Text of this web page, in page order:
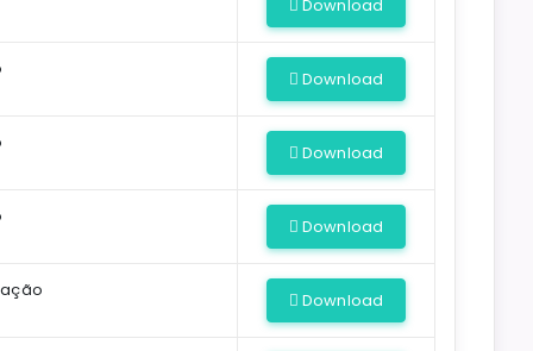
Download
Download
Download
Download
Download